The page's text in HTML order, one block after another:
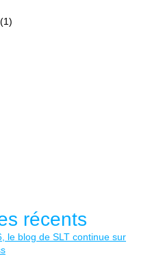
(1)
récents